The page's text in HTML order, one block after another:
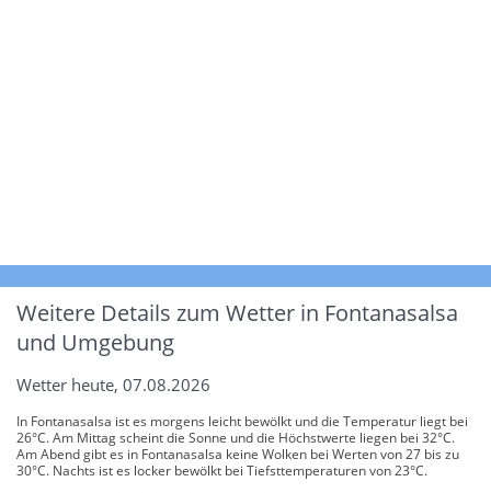
Weitere Details zum Wetter in Fontanasalsa
und Umgebung
Wetter heute, 07.08.2026
In Fontanasalsa ist es morgens leicht bewölkt und die Temperatur liegt bei
26°C. Am Mittag scheint die Sonne und die Höchstwerte liegen bei 32°C.
Am Abend gibt es in Fontanasalsa keine Wolken bei Werten von 27 bis zu
30°C. Nachts ist es locker bewölkt bei Tiefsttemperaturen von 23°C.